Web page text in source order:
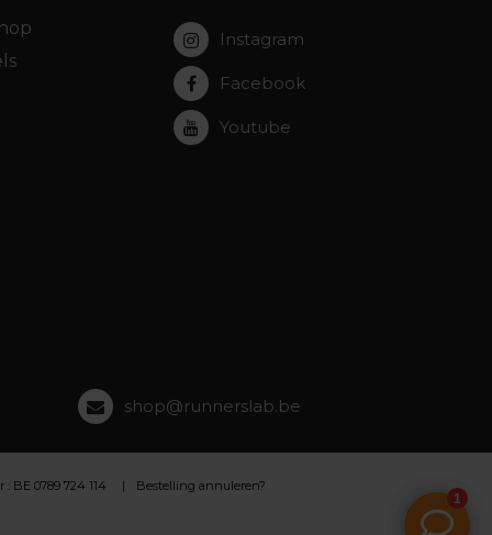
Instagram
Facebook
Youtube
shop@runnerslab.be
BE 0789 724 114 Bestelling annuleren?